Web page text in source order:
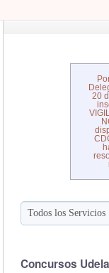
20
Concursos